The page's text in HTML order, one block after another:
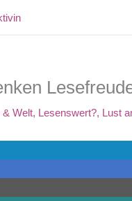
& Welt, Lesenswert?, Lust